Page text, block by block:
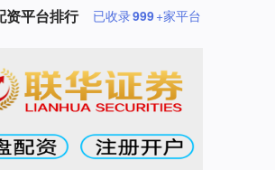
资平台排行 已收录999+家平台